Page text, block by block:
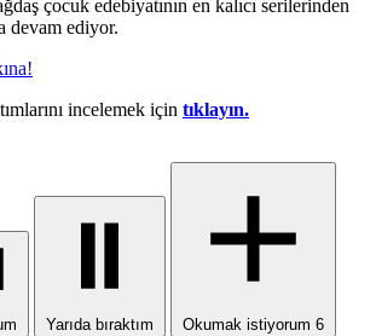
çocuk edebiyatının en kalıcı serilerinden
devam ediyor.
incelemek için tıklayın.
Yarıda bıraktım Okumak istiyorum 6